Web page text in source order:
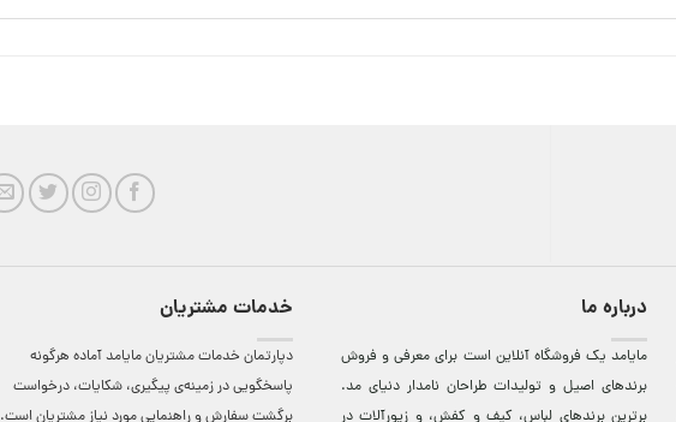
درباره ما
مایامد يک فروشگاه آنلاين است برای معرفی و فروش
برندهای اصيل و توليدات طراحان نامدار دنيای مد.
برترين‌ برندهای لباس، کيف و کفش، و زيورآلات در
خدمات مشتریان
دپارتمان خدمات مشتریان مایامد آماده هرگونه
پاسخگویی در زمینه‌ی پیگیری، شکایات، درخواست
برگشت سفارش و راهنمایی مورد نیاز مشتریان است.